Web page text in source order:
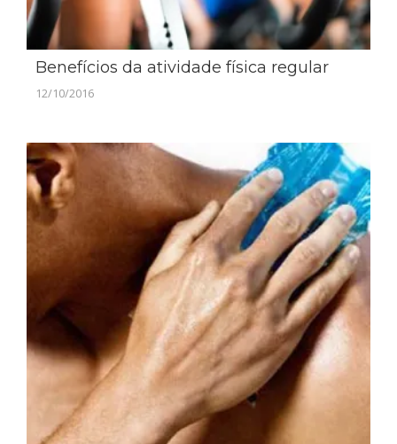
Benefícios da atividade física regular
12/10/2016